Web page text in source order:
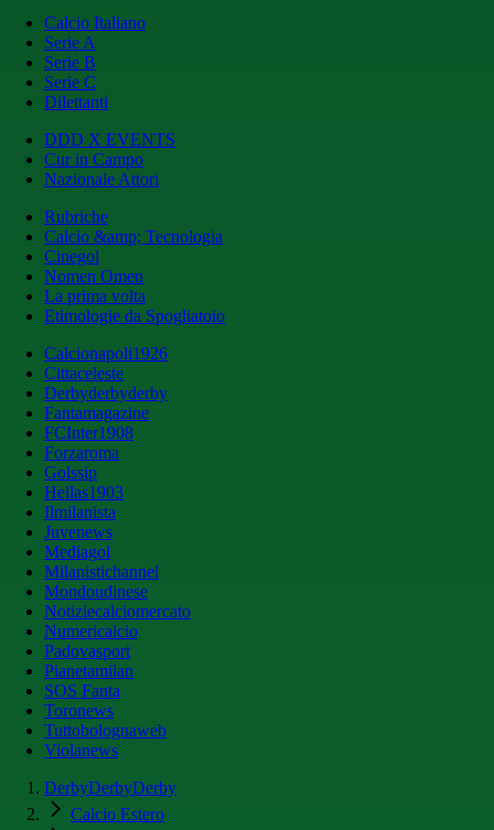
Calcio Italiano
Serie A
Serie B
Serie C
Dilettanti
DDD X EVENTS
Cur in Campo
Nazionale Attori
Rubriche
Calcio &amp; Tecnologia
Cinegol
Nomen Omen
La prima volta
Etimologie da Spogliatoio
Calcionapoli1926
Cittaceleste
Derbyderbyderby
Fantamagazine
FCInter1908
Forzaroma
Golssip
Hellas1903
Ilmilanista
Juvenews
Mediagol
Milanistichannel
Mondoudinese
Notiziecalciomercato
Numericalcio
Padovasport
Pianetamilan
SOS Fanta
Toronews
Tuttobolognaweb
Violanews
DerbyDerbyDerby
Calcio Estero